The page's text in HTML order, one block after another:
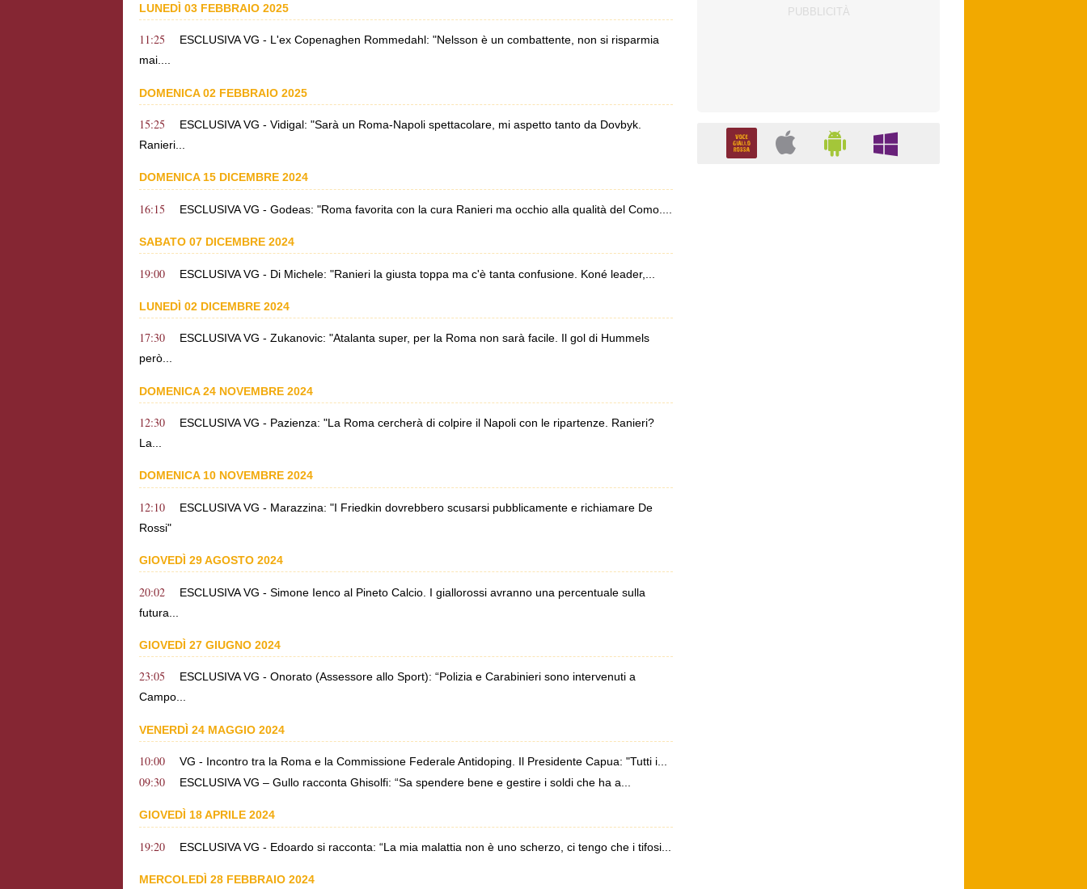
LUNEDÌ 03 FEBBRAIO 2025
11:25
ESCLUSIVA VG - L'ex Copenaghen Rommedahl: "Nelsson è un combattente, non si risparmia
mai....
DOMENICA 02 FEBBRAIO 2025
15:25
ESCLUSIVA VG - Vidigal: "Sarà un Roma-Napoli spettacolare, mi aspetto tanto da Dovbyk.
Ranieri...
DOMENICA 15 DICEMBRE 2024
16:15 ESCLUSIVA VG - Godeas: "Roma favorita con la cura Ranieri ma occhio alla qualità del Como....
SABATO 07 DICEMBRE 2024
19:00 ESCLUSIVA VG - Di Michele: "Ranieri la giusta toppa ma c'è tanta confusione. Koné leader,...
LUNEDÌ 02 DICEMBRE 2024
17:30
ESCLUSIVA VG - Zukanovic: "Atalanta super, per la Roma non sarà facile. Il gol di Hummels
però...
DOMENICA 24 NOVEMBRE 2024
12:30
ESCLUSIVA VG - Pazienza: "La Roma cercherà di colpire il Napoli con le ripartenze. Ranieri?
La...
DOMENICA 10 NOVEMBRE 2024
12:10
ESCLUSIVA VG - Marazzina: "I Friedkin dovrebbero scusarsi pubblicamente e richiamare De
Rossi"
GIOVEDÌ 29 AGOSTO 2024
20:02
ESCLUSIVA VG - Simone Ienco al Pineto Calcio. I giallorossi avranno una percentuale sulla
futura...
GIOVEDÌ 27 GIUGNO 2024
23:05
ESCLUSIVA VG - Onorato (Assessore allo Sport): “Polizia e Carabinieri sono intervenuti a
Campo...
VENERDÌ 24 MAGGIO 2024
10:00 VG - Incontro tra la Roma e la Commissione Federale Antidoping. Il Presidente Capua: "Tutti i...
09:30 ESCLUSIVA VG – Gullo racconta Ghisolfi: “Sa spendere bene e gestire i soldi che ha a...
GIOVEDÌ 18 APRILE 2024
19:20 ESCLUSIVA VG - Edoardo si racconta: “La mia malattia non è uno scherzo, ci tengo che i tifosi...
MERCOLEDÌ 28 FEBBRAIO 2024